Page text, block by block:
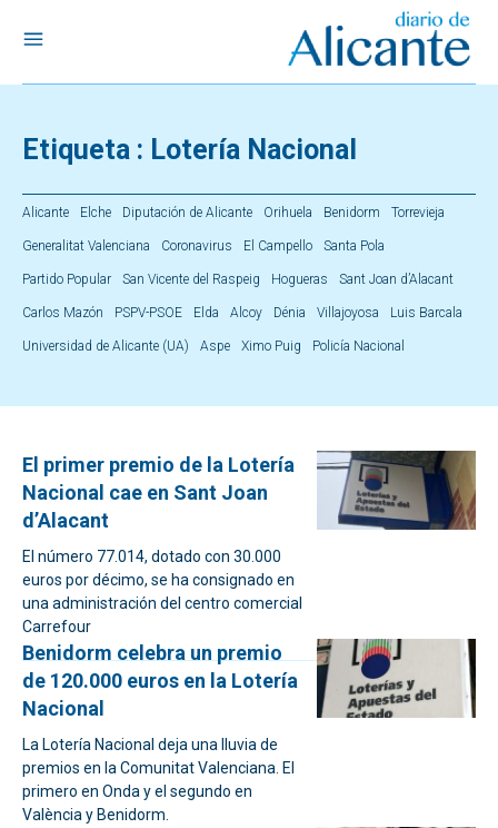
Etiqueta : Lotería Nacional
Alicante Elche Diputación de Alicante Orihuela Benidorm Torrevieja
Generalitat Valenciana Coronavirus El Campello Santa Pola
Partido Popular San Vicente del Raspeig Hogueras Sant Joan d’Alacant
Carlos Mazón PSPV-PSOE Elda Alcoy Dénia Villajoyosa Luis Barcala
Universidad de Alicante (UA) Aspe Ximo Puig Policía Nacional
El primer premio de la Lotería
Nacional cae en Sant Joan
d’Alacant
El número 77.014, dotado con 30.000
euros por décimo, se ha consignado en
una administración del centro comercial
Carrefour
Benidorm celebra un premio
de 120.000 euros en la Lotería
Nacional
La Lotería Nacional deja una lluvia de
premios en la Comunitat Valenciana. El
primero en Onda y el segundo en
València y Benidorm.